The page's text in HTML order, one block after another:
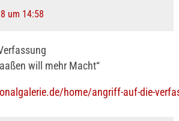
um 14:58
will mehr Macht“
home/angriff-auf-die-